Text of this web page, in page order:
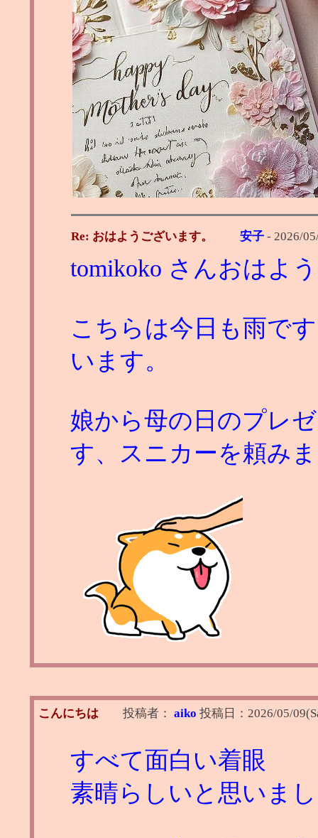
Re: おはようございます。 安子 - 2026/
tomikoko さんおはよ
こちらは今日も雨で
います。
娘から母の日のプレ
す、スニカーを頼み
こんにちは 投稿者： aiko 投稿日： 2026/05/
すべて面白い着眼
素晴らしいと思いま